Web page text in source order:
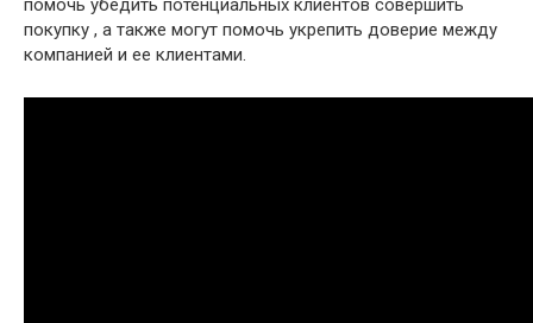
помочь убедить потенциальных клиентов совершить
покупку , а также могут помочь укрепить доверие между
компанией и ее клиентами.